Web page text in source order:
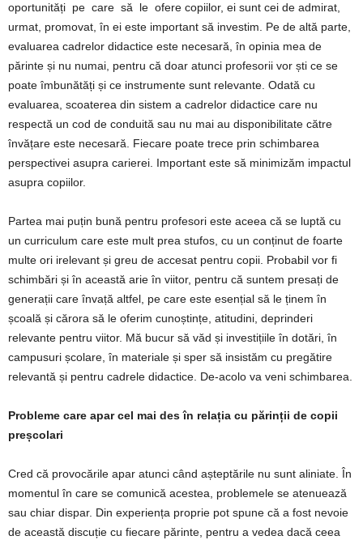
oportunități pe care să le ofere copiilor, ei sunt cei de admirat,
urmat, promovat, în ei este important să investim. Pe de altă parte,
evaluarea cadrelor didactice este necesară, în opinia mea de
părinte și nu numai, pentru că doar atunci profesorii vor ști ce se
poate îmbunătăți și ce instrumente sunt relevante. Odată cu
evaluarea, scoaterea din sistem a cadrelor didactice care nu
respectă un cod de conduită sau nu mai au disponibilitate către
învățare este necesară. Fiecare poate trece prin schimbarea
perspectivei asupra carierei. Important este să minimizăm impactul
asupra copiilor.
Partea mai puțin bună pentru profesori este aceea că se luptă cu
un curriculum care este mult prea stufos, cu un conținut de foarte
multe ori irelevant și greu de accesat pentru copii. Probabil vor fi
schimbări și în această arie în viitor, pentru că suntem presați de
generații care învață altfel, pe care este esențial să le ținem în
școală și cărora să le oferim cunoștințe, atitudini, deprinderi
relevante pentru viitor. Mă bucur să văd și investițiile în dotări, în
campusuri școlare, în materiale și sper să insistăm cu pregătire
relevantă și pentru cadrele didactice. De-acolo va veni schimbarea.
Probleme care apar cel mai des în relația cu părinții de copii
preșcolari
Cred că provocările apar atunci când așteptările nu sunt aliniate. În
momentul în care se comunică acestea, problemele se atenuează
sau chiar dispar. Din experiența proprie pot spune că a fost nevoie
de această discuție cu fiecare părinte, pentru a vedea dacă ceea